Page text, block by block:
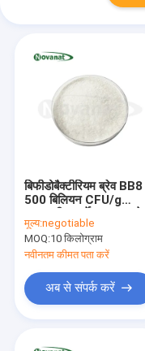
बिफीडोबैक्टीरियम ब्रेव BB8
500 बिलियन CFU/g
मुक्त/डेयरी मुक्त
मूल्य:negotiable
MOQ:10 किलोग्राम
नवीनतम कीमत पता करें
अब से संपर्क करें